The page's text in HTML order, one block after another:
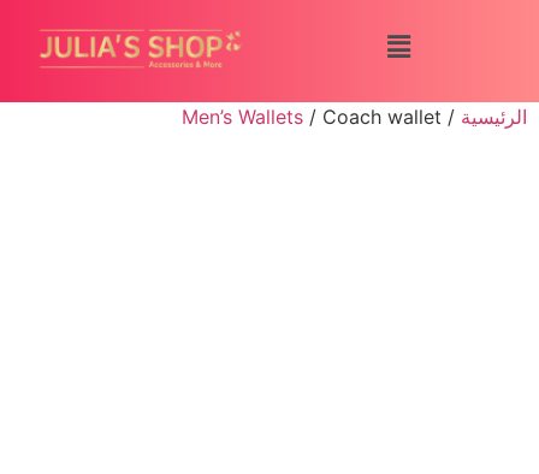
الرئيسية /
Men’s Wallets / Coach wallet